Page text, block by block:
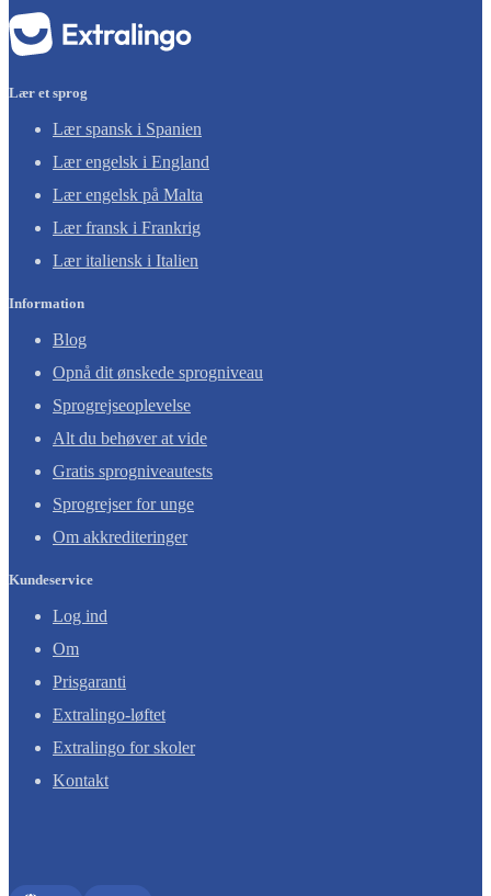
Lær et sprog
Lær spansk i Spanien
Lær engelsk i England
Lær engelsk på Malta
Lær fransk i Frankrig
Lær italiensk i Italien
Information
Blog
Opnå dit ønskede sprogniveau
Sprogrejseoplevelse
Alt du behøver at vide
Gratis sprogniveautests
Sprogrejser for unge
Om akkrediteringer
Kundeservice
Log ind
Om
Prisgaranti
Extralingo-løftet
Extralingo for skoler
Kontakt